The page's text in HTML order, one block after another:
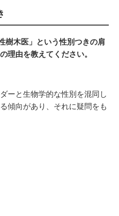
樹木医」という性別つきの肩
理由を教えてください。
ーと生物学的な性別を混同し
傾向があり、それに疑問をも